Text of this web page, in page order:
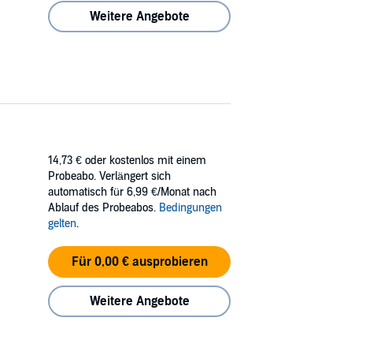
Weitere Angebote
14,73 € oder kostenlos mit einem
Probeabo. Verlängert sich
automatisch für 6,99 €/Monat nach
Ablauf des Probeabos. Bedingungen
gelten.
Für 0,00 € ausprobieren
Weitere Angebote